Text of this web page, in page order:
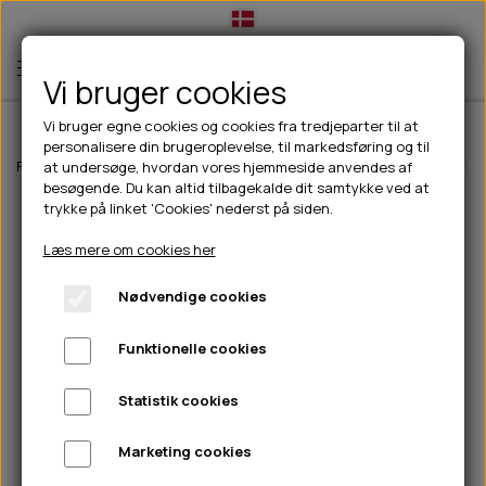
TIL HUND
💧FODER- VANDSKÅLE
CHICOPEE
GODBIDSTASKE
HALSBÅND
🦴 GODBIDDER & SNACKS
🍖 SMAGSVARIANTER
🎾 LEGETØJ
TÆNDER, ØRE, ØJE, POTER & NÆSE
🐾 UDSTYR & KOMFORT
TIL HUNDEEJER
DRIKKEFLASKER/TERMOFLASKER
HUER OG VANTER
PINEWOOD SALES
TIL KAT
TILBUD
NYHEDER
ABONNEMENT
Forside Til hunde Godbidder & Snacks Kornfri godbidder til hunde
Vi bruger cookies
Vi bruger egne cookies og cookies fra tredjeparter til at
personalisere din brugeroplevelse, til markedsføring og til
at undersøge, hvordan vores hjemmeside anvendes af
besøgende. Du kan altid tilbagekalde dit samtykke ved at
trykke på linket 'Cookies' nederst på siden.
Læs mere om cookies her
Nødvendige cookies
Funktionelle cookies
Statistik cookies
Marketing cookies